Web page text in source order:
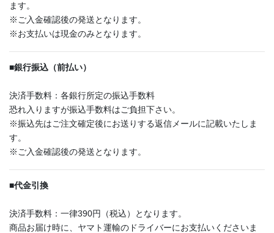
ます。
※ご入金確認後の発送となります。
※お支払いは現金のみとなります。
■銀行振込（前払い）
決済手数料：各銀行所定の振込手数料
恐れ入りますが振込手数料はご負担下さい。
※振込先はご注文確定後にお送りする返信メールに記載いたしま
す。
※ご入金確認後の発送となります。
■代金引換
決済手数料：一律390円（税込）となります。
商品お届け時に、ヤマト運輸のドライバーにお支払いくださいま